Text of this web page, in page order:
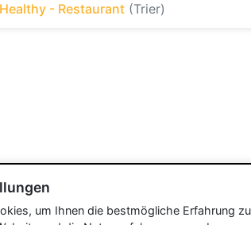
- Restaurant (Trier)
um Ihnen die bestmögliche Erfahrung